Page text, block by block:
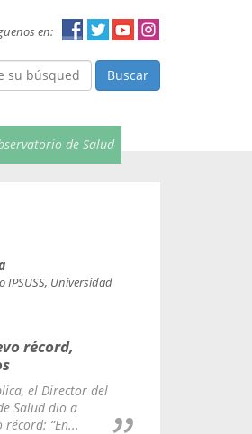
en:
Buscar
de Salud
IPSUSS, Universidad
récord,
el Director del
Salud dio a
“En...